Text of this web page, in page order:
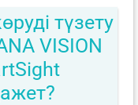
түзету
VISION